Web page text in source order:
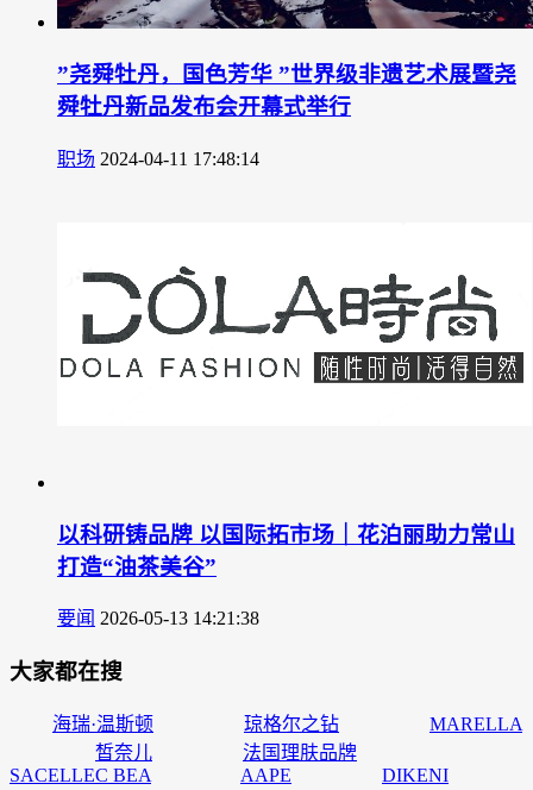
”尧舜牡丹，国色芳华 ”世界级非遗艺术展暨尧
舜牡丹新品发布会开幕式举行
职场 2024-04-11 17:48:14
以科研铸品牌 以国际拓市场｜花泊丽助力常山
打造“油茶美谷”
要闻 2026-05-13 14:21:38
大家都在搜
海瑞·温斯顿 琼格尔之钻
MARELLA
皙奈儿
法国理肤品牌
SACELLEC BEA
AAPE
DIKENI